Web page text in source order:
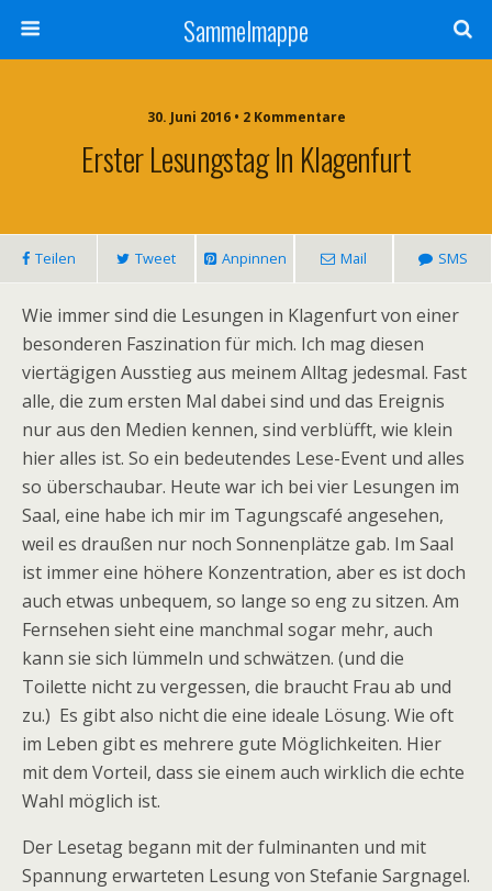
Sammelmappe
30. Juni 2016 • 2 Kommentare
Erster Lesungstag In Klagenfurt
Teilen Tweet Anpinnen Mail SMS
Wie immer sind die Lesungen in Klagenfurt von einer
besonderen Faszination für mich. Ich mag diesen
viertägigen Ausstieg aus meinem Alltag jedesmal. Fast
alle, die zum ersten Mal dabei sind und das Ereignis
nur aus den Medien kennen, sind verblüfft, wie klein
hier alles ist. So ein bedeutendes Lese-Event und alles
so überschaubar. Heute war ich bei vier Lesungen im
Saal, eine habe ich mir im Tagungscafé angesehen,
weil es draußen nur noch Sonnenplätze gab. Im Saal
ist immer eine höhere Konzentration, aber es ist doch
auch etwas unbequem, so lange so eng zu sitzen. Am
Fernsehen sieht eine manchmal sogar mehr, auch
kann sie sich lümmeln und schwätzen. (und die
Toilette nicht zu vergessen, die braucht Frau ab und
zu.) Es gibt also nicht die eine ideale Lösung. Wie oft
im Leben gibt es mehrere gute Möglichkeiten. Hier
mit dem Vorteil, dass sie einem auch wirklich die echte
Wahl möglich ist.
Der Lesetag begann mit der fulminanten und mit
Spannung erwarteten Lesung von Stefanie Sargnagel.